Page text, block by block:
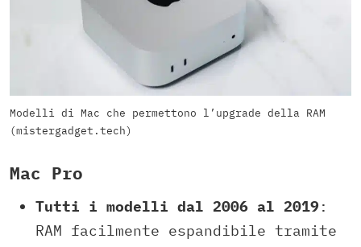
Modelli di Mac che permettono l’upgrade della RAM
(mistergadget.tech)
Mac Pro
Tutti i modelli dal 2006 al 2019 :
RAM facilmente espandibile tramite